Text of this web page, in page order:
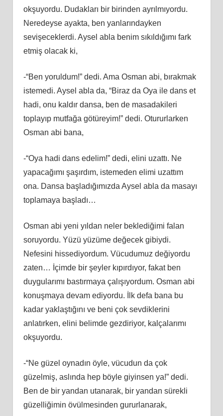
okşuyordu. Dudakları bir birinden ayrılmıyordu.
Neredeyse ayakta, ben yanlarındayken
sevişeceklerdi. Aysel abla benim sıkıldığımı fark
etmiş olacak ki,
-“Ben yoruldum!” dedi. Ama Osman abi, bırakmak
istemedi. Aysel abla da, “Biraz da Oya ile dans et
hadi, onu kaldır dansa, ben de masadakileri
toplayıp mutfağa götüreyim!” dedi. Otururlarken
Osman abi bana,
-“Oya hadi dans edelim!” dedi, elini uzattı. Ne
yapacağımı şaşırdım, istemeden elimi uzattım
ona. Dansa başladığımızda Aysel abla da masayı
toplamaya başladı…
Osman abi yeni yıldan neler beklediğimi falan
soruyordu. Yüzü yüzüme değecek gibiydi.
Nefesini hissediyordum. Vücudumuz değiyordu
zaten… İçimde bir şeyler kıpırdıyor, fakat ben
duygularımı bastırmaya çalışıyordum. Osman abi
konuşmaya devam ediyordu. İlk defa bana bu
kadar yaklaştığını ve beni çok sevdiklerini
anlatırken, elini belimde gezdiriyor, kalçalarımı
okşuyordu.
-“Ne güzel oynadın öyle, vücudun da çok
güzelmiş, aslında hep böyle giyinsen ya!” dedi.
Ben de bir yandan utanarak, bir yandan sürekli
güzelliğimin övülmesinden gururlanarak,